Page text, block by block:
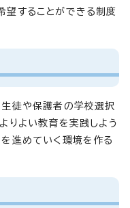
望することができる制度
生徒や保護者の学校選択
りよい教育を実践しよう
進めていく環境を作る